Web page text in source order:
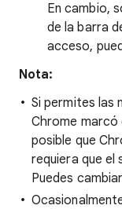
En cambio,
de la barra
acceso,
Nota:
Si permites las
Chrome marcó
posible que
requiera que el
Puedes